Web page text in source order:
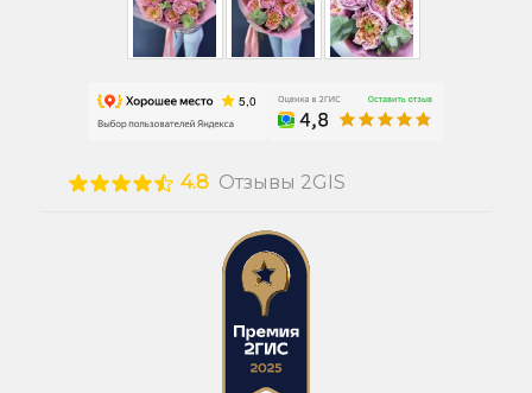
4.8 Отзывы 2GIS